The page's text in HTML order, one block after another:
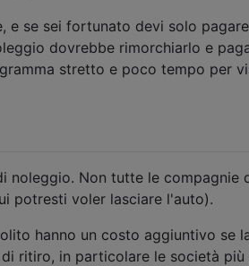
e se sei fortunato devi solo
dovrebbe rimorchiarlo e
stretto e poco tempo per
noleggio. Non tutte le compagnie
potresti voler lasciare l'auto).
hanno un costo aggiuntivo se
ritiro, in particolare le società